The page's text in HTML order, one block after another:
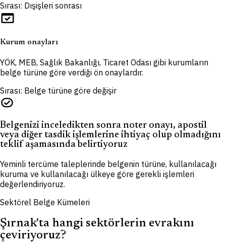
Sırası: Dışişleri sonrası
domain_verification
Kurum onayları
YÖK, MEB, Sağlık Bakanlığı, Ticaret Odası gibi kurumların
belge türüne göre verdiği ön onaylardır.
Sırası: Belge türüne göre değişir
task_alt
Belgenizi inceledikten sonra noter onayı, apostil
veya diğer tasdik işlemlerine ihtiyaç olup olmadığını
teklif aşamasında belirtiyoruz
Yeminli tercüme taleplerinde belgenin türüne, kullanılacağı
kuruma ve kullanılacağı ülkeye göre gerekli işlemleri
değerlendiriyoruz.
Sektörel Belge Kümeleri
Şırnak'ta hangi sektörlerin evrakını
çeviriyoruz?